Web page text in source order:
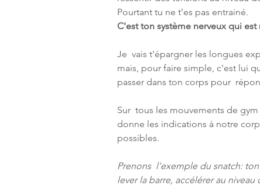
Pourtant tu ne t'es pas entrainé.
C'est ton système nerveux qui
Je  vais t'épargner les longues
mais, pour faire simple, c'est lui
passer dans ton corps pour
Sur  tous les mouvements de
donne les indications à notre
possibles.
Prenons  l'exemple du snatch:
lever la barre, accélérer au